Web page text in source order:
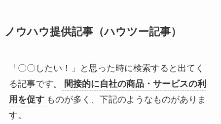
ノウハウ提供記事（ハウツー記事）
「〇〇したい！」と思った時に検索すると出てく
る記事です。
間接的に自社の商品・サービスの利
用を促す ものが多く、下記のようなものがありま
す。